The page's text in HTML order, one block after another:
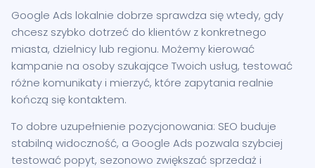
Google Ads lokalnie dobrze sprawdza się wtedy, gdy
chcesz szybko dotrzeć do klientów z konkretnego
miasta, dzielnicy lub regionu. Możemy kierować
kampanie na osoby szukające Twoich usług, testować
różne komunikaty i mierzyć, które zapytania realnie
kończą się kontaktem.
To dobre uzupełnienie pozycjonowania: SEO buduje
stabilną widoczność, a Google Ads pozwala szybciej
testować popyt, sezonowo zwiększać sprzedaż i